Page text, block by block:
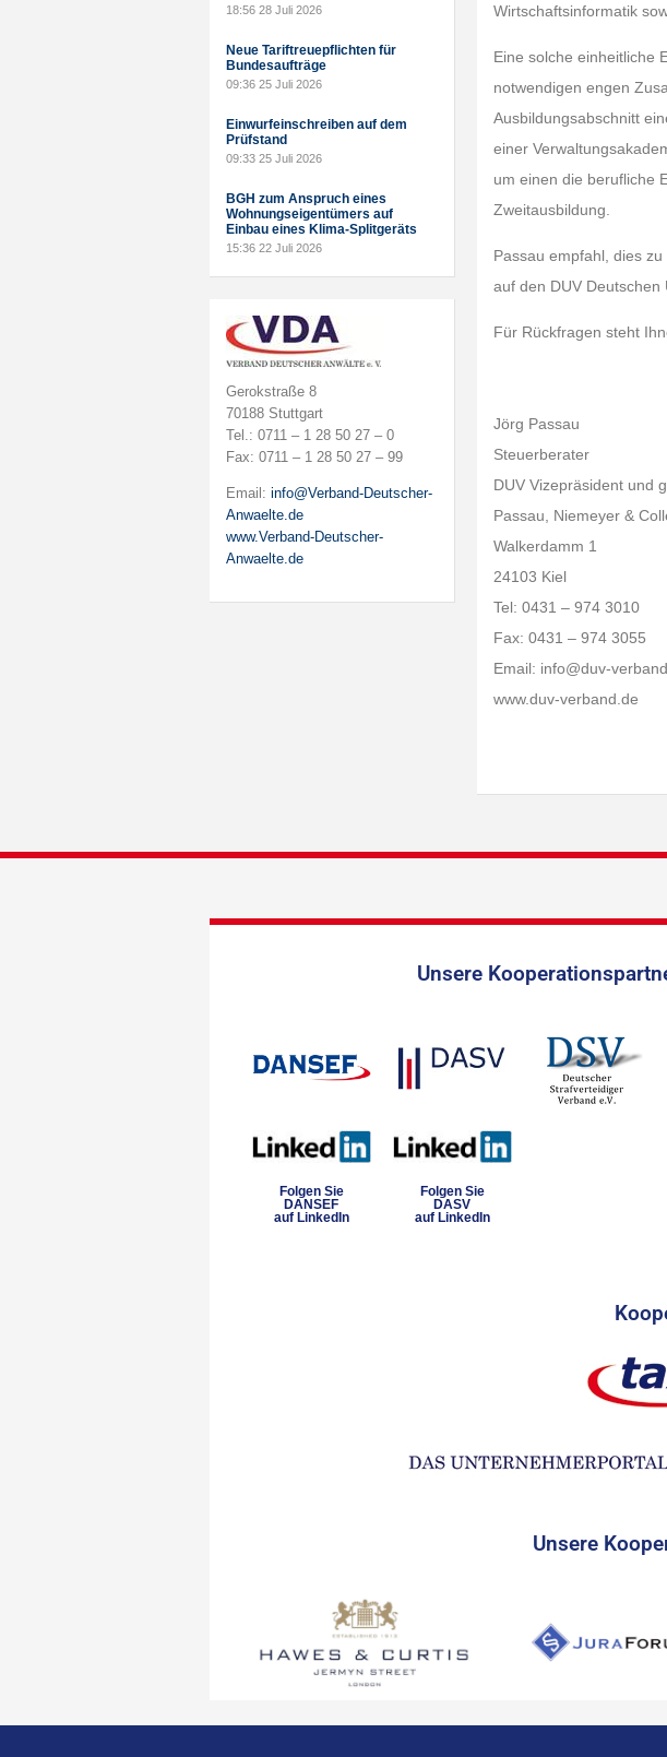
18:56 28 Juli 2026
Neue Tariftreuepflichten für
Bundesaufträge
09:36 25 Juli 2026
Einwurfeinschreiben auf dem
Prüfstand
09:33 25 Juli 2026
BGH zum Anspruch eines
Wohnungseigentümers auf
Einbau eines Klima-Splitgeräts
15:36 22 Juli 2026
Gerokstraße 8
70188 Stuttgart
Tel.: 0711 – 1 28 50 27 – 0
Fax: 0711 – 1 28 50 27 – 99
Email: info@Verband-Deutscher-
Anwaelte.de
www.Verband-Deutscher-
Anwaelte.de
Wirtschaftsinformatik
Eine solche einheitliche
notwendigen engen
Ausbildungsabschnitt
einer
um einen die berufliche
Zweitausbildung.
Passau empfahl, dies
auf den DUV Deutschen
Für Rückfragen steht
Jörg Passau
Steuerberater
DUV Vizepräsident und
Passau, Niemeyer &
Walkerdamm 1
24103 Kiel
Tel: 0431 – 974 3010
Fax: 0431 – 974 3055
Email: info@duv-
www.duv-verband.de
Unsere
Folgen Sie
DANSEF
auf LinkedIn
Folgen Sie
DASV
auf LinkedIn
Unsere